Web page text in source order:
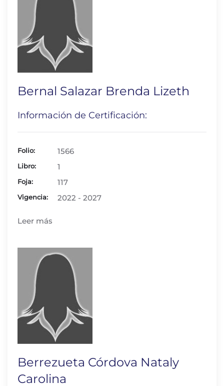
Bernal Salazar Brenda Lizeth
Información de Certificación:
Folio: 1566
Libro: 1
Foja: 117
Vigencia: 2022 - 2027
Leer más
Berrezueta Córdova Nataly
Carolina